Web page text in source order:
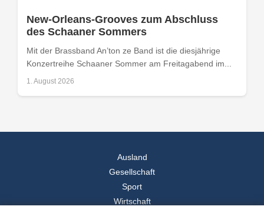
New-Orleans-Grooves zum Abschluss
des Schaaner Sommers
Mit der Brassband An’ton ze Band ist die diesjährige
Konzertreihe Schaaner Sommer am Freitagabend im...
1. August 2026
Ausland
Gesellschaft
Sport
Wirtschaft